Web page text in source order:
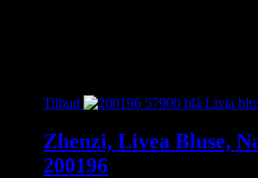
Tilbud
Zhenzi, Livea Bluse,
200196